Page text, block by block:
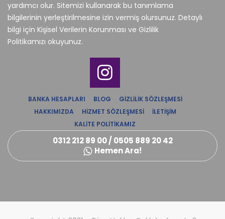
yardımcı olur. Sitemizi kullanarak bu tanımlama
bilgilerinin yerleştirilmesine izin vermiş olursunuz. Detaylı
bilgi için Kişisel Verilerin Korunması ve Gizlilik
Politikamızı okuyunuz.
BANKA HESAPLARI BLOG
GIZLILIK SÖZLEŞMESI
HAKKIMIZDA
HIZMET SÖZLEŞMESI
İLETIŞIM
KALITE POLITIKAMIZ
0312 212 89 00 / 0505 889 20 42
Hemen Ara!